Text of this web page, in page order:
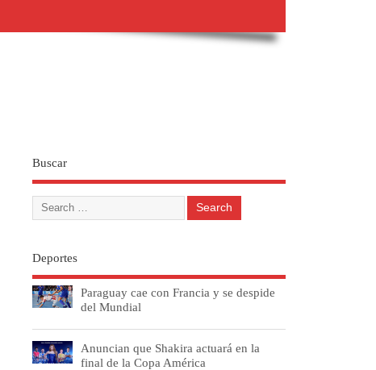
Buscar
Deportes
Paraguay cae con Francia y se despide
del Mundial
Anuncian que Shakira actuará en la
final de la Copa América